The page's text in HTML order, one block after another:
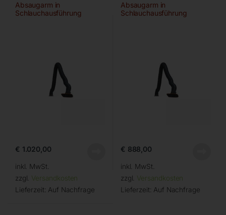
Absaugarm in
Schlauchausführung
€ 1.020,00
inkl. MwSt.
zzgl. Versandkosten
Lieferzeit: Auf Nachfrage
Absaugarm in
Schlauchausführung
€ 888,00
inkl. MwSt.
zzgl. Versandkosten
Lieferzeit: Auf Nachfrage